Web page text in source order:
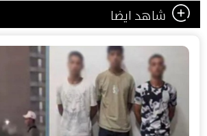
شاهد ايضا